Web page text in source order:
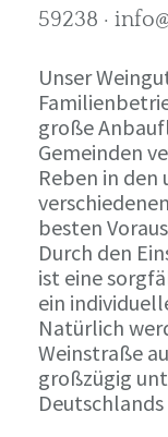
59238 ·
Unser
große
Gemeinden
Reben in
besten
Durch den
ist eine
ein
Natürlich
Weinstraße
großzügig